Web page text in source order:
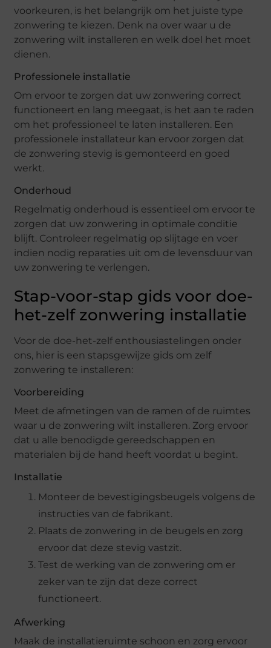
voorkeuren, is het belangrijk om het juiste type
zonwering te kiezen. Denk na over waar u de
zonwering wilt installeren en welk doel het moet
dienen.
Professionele installatie
Om ervoor te zorgen dat uw zonwering correct
functioneert en lang meegaat, is het aan te raden
om het professioneel te laten installeren. Een
professionele installateur kan ervoor zorgen dat
de zonwering stevig is gemonteerd en goed
werkt.
Onderhoud
Regelmatig onderhoud is essentieel om ervoor te
zorgen dat uw zonwering in optimale conditie
blijft. Controleer regelmatig op slijtage en voer
indien nodig reparaties uit om de levensduur van
uw zonwering te verlengen.
Stap-voor-stap gids voor doe-
het-zelf zonwering installatie
Voor de doe-het-zelf enthousiastelingen onder
ons, hier is een stapsgewijze gids om zelf
zonwering te installeren:
Voorbereiding
Meet de afmetingen van de ramen of de ruimtes
waar u de zonwering wilt installeren. Zorg ervoor
dat u alle benodigde gereedschappen en
materialen bij de hand heeft voordat u begint.
Installatie
Monteer de bevestigingsbeugels volgens de
instructies van de fabrikant.
Plaats de zonwering in de beugels en zorg
ervoor dat deze stevig vastzit.
Test de werking van de zonwering om er
zeker van te zijn dat deze correct
functioneert.
Afwerking
Maak de installatieruimte schoon en zorg ervoor